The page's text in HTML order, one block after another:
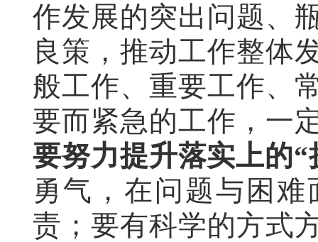
作发展的突出问题、
良策，推动工作整体
般工作、重要工作、
要而紧急的工作，一
要努力提升落实上的“
勇气，在问题与困
责；要有科学的方式